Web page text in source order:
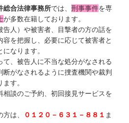
総合法律事務所では、刑事事件を専
が多数在籍しております。
告人）や被害者、目撃者の方の話を
を把握し、必要に応じて被害者と
なります。
て、被告人に不当な処分がなされる
がなされるように捜査機関や裁判
す。
相談のご予約、初回接見サービスを
は、 ０１２０－６３１－８８１ ま